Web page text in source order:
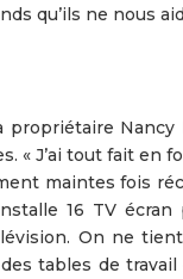
qu’ils ne nous
propriétaire
« J’ai tout fait en
maintes fois
16 TV
On ne
tables de